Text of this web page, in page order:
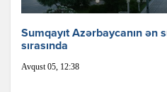
Sumqayıt Azərbaycanın ən
sırasında
Avqust 05, 12:38